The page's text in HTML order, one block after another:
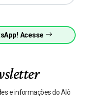
Acesse
e informações do Alô